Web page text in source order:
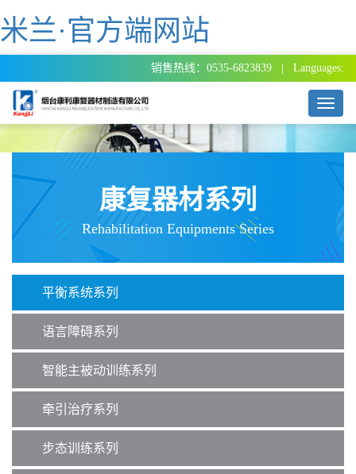
米兰·官方端网站
销售热线：0535-6823839 | Languages:
T
o
g
i
g
i
康复器材系列
Rehabilitation Equipments Series
平衡系统系列
语言障碍系列
智能主被动训练系列
牵引治疗系列
步态训练系列